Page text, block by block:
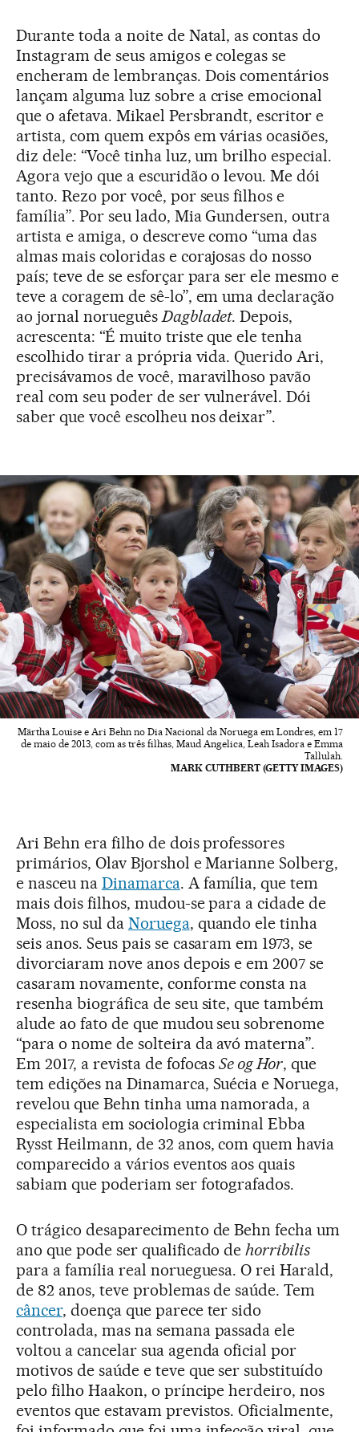
Durante toda a noite de Natal, as contas do
Instagram de seus amigos e colegas se
encheram de lembranças. Dois comentários
lançam alguma luz sobre a crise emocional
que o afetava. Mikael Persbrandt, escritor e
artista, com quem expôs em várias ocasiões,
diz dele: “Você tinha luz, um brilho especial.
Agora vejo que a escuridão o levou. Me dói
tanto. Rezo por você, por seus filhos e
família”. Por seu lado, Mia Gundersen, outra
artista e amiga, o descreve como “uma das
almas mais coloridas e corajosas do nosso
país; teve de se esforçar para ser ele mesmo e
teve a coragem de sê-lo”, em uma declaração
ao jornal norueguês Dagbladet. Depois,
acrescenta: “É muito triste que ele tenha
escolhido tirar a própria vida. Querido Ari,
precisávamos de você, maravilhoso pavão
real com seu poder de ser vulnerável. Dói
saber que você escolheu nos deixar”.
Märtha Louise e Ari Behn no Dia Nacional da Noruega em Londres, em 17
de maio de 2013, com as três filhas, Maud Angelica, Leah Isadora e Emma
Tallulah.
MARK CUTHBERT (GETTY IMAGES)
Ari Behn era filho de dois professores
primários, Olav Bjorshol e Marianne Solberg,
e nasceu na Dinamarca. A família, que tem
mais dois filhos, mudou-se para a cidade de
Moss, no sul da Noruega, quando ele tinha
seis anos. Seus pais se casaram em 1973, se
divorciaram nove anos depois e em 2007 se
casaram novamente, conforme consta na
resenha biográfica de seu site, que também
alude ao fato de que mudou seu sobrenome
“para o nome de solteira da avó materna”.
Em 2017, a revista de fofocasSe og Hor, que
tem edições na Dinamarca, Suécia e Noruega,
revelou que Behn tinha uma namorada, a
especialista em sociologia criminal Ebba
Rysst Heilmann, de 32 anos, com quem havia
comparecido a vários eventos aos quais
sabiam que poderiam ser fotografados.
O trágico desaparecimento de Behn fecha um
ano que pode ser qualificado dehorribilis
para a família real norueguesa. O rei Harald,
de 82 anos, teve problemas de saúde. Tem
câncer, doença que parece ter sido
controlada, mas na semana passada ele
voltou a cancelar sua agenda oficial por
motivos de saúde e teve que ser substituído
pelo filho Haakon, o príncipe herdeiro, nos
eventos que estavam previstos. Oficialmente,